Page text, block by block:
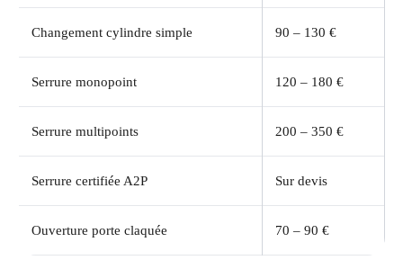
Changement cylindre simple 90 – 130 €
Serrure monopoint 120 – 180 €
Serrure multipoints 200 – 350 €
Serrure certifiée A2P Sur devis
Ouverture porte claquée 70 – 90 €